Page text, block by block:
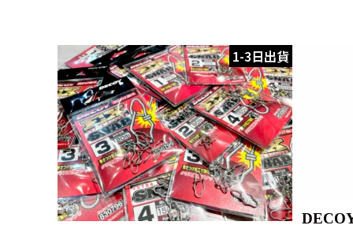
1-3日出貨